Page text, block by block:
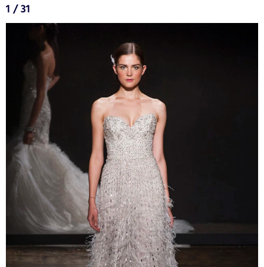
1 / 31